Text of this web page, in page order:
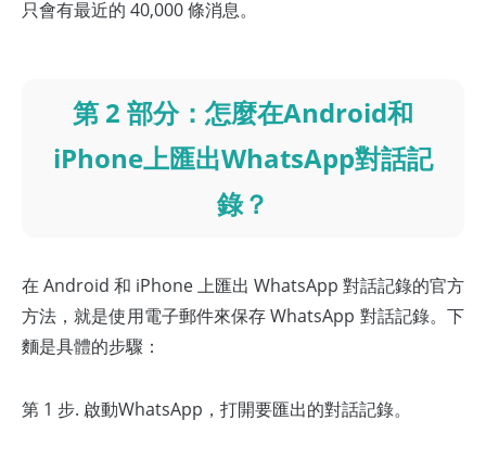
只會有最近的 40,000 條消息。
第 2 部分：怎麼在Android和
iPhone上匯出WhatsApp對話記
錄？
在 Android 和 iPhone 上匯出 WhatsApp 對話記錄的官方
方法，就是使用電子郵件來保存 WhatsApp 對話記錄。下
麵是具體的步驟：
第 1 步. 啟動WhatsApp，打開要匯出的對話記錄。